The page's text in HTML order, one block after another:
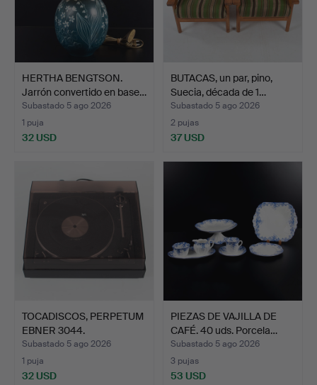
HERTHA BENGTSON.
Jarrón convertido en base…
Subastado 5 ago 2026
1 puja
32 USD
BUTACAS, un par, pino,
Suecia, década de 1…
Subastado 5 ago 2026
2 pujas
37 USD
TOCADISCOS, PERPETUM
EBNER 3044.
Subastado 5 ago 2026
1 puja
32 USD
PIEZAS DE VAJILLA DE
CAFÉ. 40 uds. Porcela…
Subastado 5 ago 2026
3 pujas
53 USD